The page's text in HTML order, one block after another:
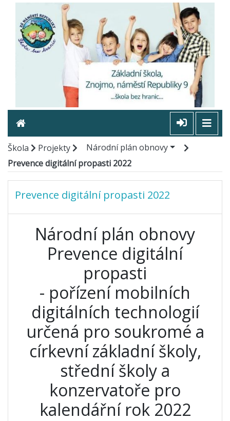
Škola Projekty
Národní plán obnovy
Prevence digitální propasti 2022
Prevence digitální propasti 2022
Národní plán obnovy
Prevence digitální
propasti
- pořízení mobilních
digitálních technologií
určená pro soukromé a
církevní základní školy,
střední školy a
konzervatoře pro
kalendářní rok 2022